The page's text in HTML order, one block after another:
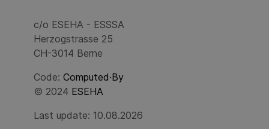
c/o ESEHA - ESSSA
Herzogstrasse 25
CH-3014 Berne
Code: Computed·By
© 2024 ESEHA
Last update: 10.08.2026